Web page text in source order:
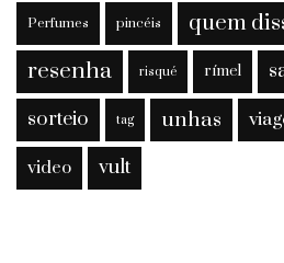
Perfumes pincéis quem
resenha risqué rímel
sorteio tag unhas
video vult